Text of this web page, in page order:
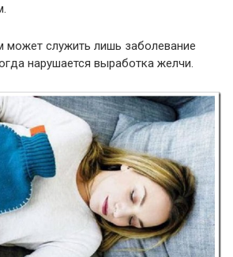
может служить лишь заболевание
нарушается выработка желчи.